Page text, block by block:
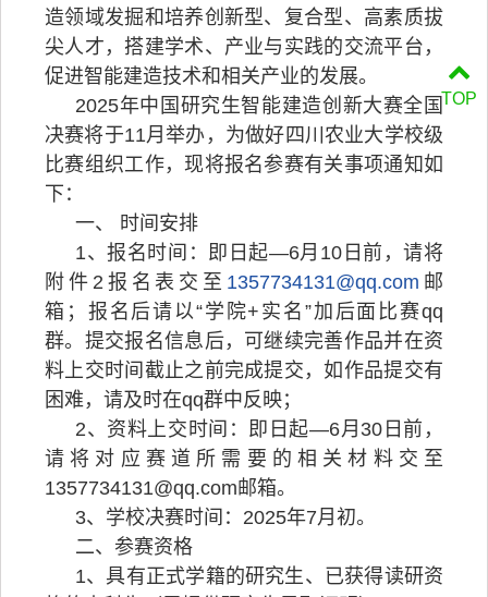
造领域发掘和培养创新型、复合型、高素质拔
尖人才，搭建学术、产业与实践的交流平台，
促进智能建造技术和相关产业的发展。
2025年中国研究生智能建造创新大赛全国
决赛将于11月举办，为做好四川农业大学校级
比赛组织工作，现将报名参赛有关事项通知如
下：
一、 时间安排
1、报名时间：即日起—6月10日前，请将
附件2报名表交至 1357734131@qq.com 邮
箱；报名后请以“学院+实名”加后面比赛qq
群。提交报名信息后，可继续完善作品并在资
料上交时间截止之前完成提交，如作品提交有
困难，请及时在qq群中反映；
2、资料上交时间：即日起—6月30日前，
请将对应赛道所需要的相关材料交至
1357734131@qq.com邮箱。
3、学校决赛时间：2025年7月初。
二、参赛资格
1、具有正式学籍的研究生、已获得读研资
TOP